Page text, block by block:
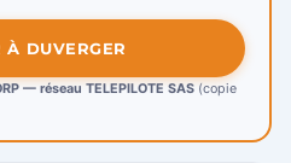
À DUVERGER
— réseau TELEPILOTE SAS (copie